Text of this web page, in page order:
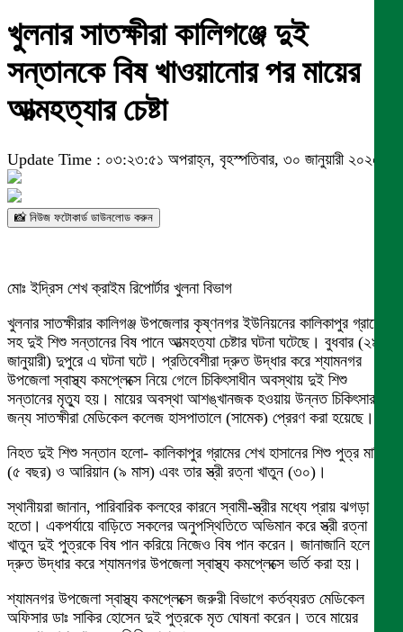
খুলনার সাতক্ষীরা কালিগঞ্জে দুই
সন্তানকে বিষ খাওয়ানোর পর মায়ের
আত্মহত্যার চেষ্টা
Update Time : ০৩:২৩:৫১ অপরাহ্ন, বৃহস্পতিবার, ৩০ জানুয়ারী ২০২৫
📸 নিউজ ফটোকার্ড ডাউনলোড করুন
মোঃ ইদ্রিস শেখ ক্রাইম রিপোর্টার খুলনা বিভাগ
খুলনার সাতক্ষীরার কালিগঞ্জ উপজেলার কৃষ্ণনগর ইউনিয়নের কালিকাপুর গ্রামে মা
সহ দুই শিশু সন্তানের বিষ পানে আত্মহত্যা চেষ্টার ঘটনা ঘটেছে। বুধবার (২৯
জানুয়ারী) দুপুরে এ ঘটনা ঘটে। প্রতিবেশীরা দ্রুত উদ্ধার করে শ্যামনগর
উপজেলা স্বাস্থ্য কমপ্লেক্সে নিয়ে গেলে চিকিৎসাধীন অবস্থায় দুই শিশু
সন্তানের মৃত্যু হয়। মায়ের অবস্থা আশঙ্খানজক হওয়ায় উন্নত চিকিৎসার
জন্য সাতক্ষীরা মেডিকেল কলেজ হাসপাতালে (সামেক) প্রেরণ করা হয়েছে।
নিহত দুই শিশু সন্তান হলো- কালিকাপুর গ্রামের শেখ হাসানের শিশু পুত্র মাহির
(৫ বছর) ও আরিয়ান (৯ মাস) এবং তার স্ত্রী রত্না খাতুন (৩০)।
স্থানীয়রা জানান, পারিবারিক কলহের কারনে স্বামী-স্ত্রীর মধ্যে প্রায় ঝগড়া
হতো। একপর্যায়ে বাড়িতে সকলের অনুপস্থিতিতে অভিমান করে স্ত্রী রত্না
খাতুন দুই পুত্রকে বিষ পান করিয়ে নিজেও বিষ পান করেন। জানাজানি হলে
দ্রুত উদ্ধার করে শ্যামনগর উপজেলা স্বাস্থ্য কমপ্লেক্সে ভর্তি করা হয়।
শ্যামনগর উপজেলা স্বাস্থ্য কমপ্লেক্সে জরুরী বিভাগে কর্তব্যরত মেডিকেল
অফিসার ডাঃ সাকির হোসেন দুই পুত্রকে মৃত ঘোষনা করেন। তবে মায়ের